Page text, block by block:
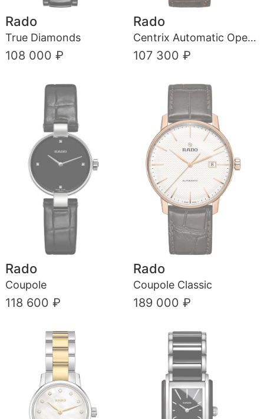
Rado
True Diamonds
108 000 ₽
Rado
Centrix Automatic Open Heart
107 300 ₽
Rado
Coupole
118 600 ₽
Rado
Coupole Classic
189 000 ₽